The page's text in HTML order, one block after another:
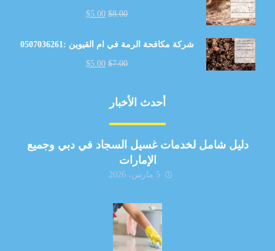
$8.00
$5.00
شركة مكافحة الرمة في ام القيوين :0507036261
$7.00
$5.00
أحدث الأخبار
دليل شامل لخدمات غسيل السجاد في دبي وجميع
الإمارات
5 مارس، 2026